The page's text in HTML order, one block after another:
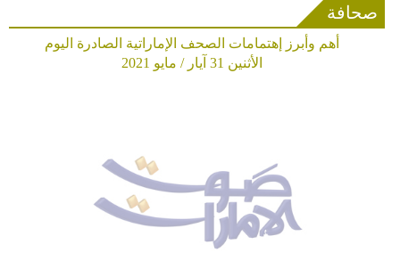
صحافة
أهم وأبرز إهتمامات الصحف الإماراتية الصادرة اليوم
الأثنين 31 آيار / مايو 2021